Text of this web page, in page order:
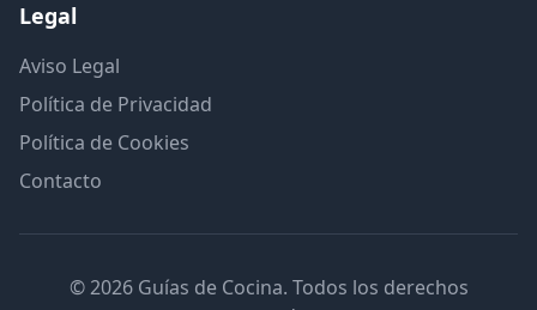
Legal
Aviso Legal
Política de Privacidad
Política de Cookies
Contacto
© 2026 Guías de Cocina. Todos los derechos